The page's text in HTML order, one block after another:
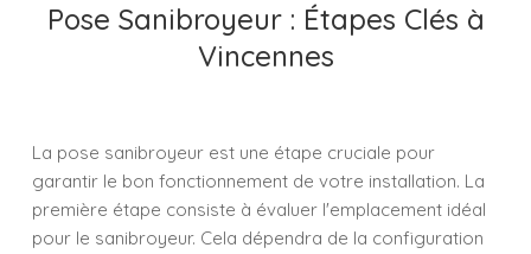
Pose Sanibroyeur : Étapes Clés à
Vincennes
La pose sanibroyeur est une étape cruciale pour
garantir le bon fonctionnement de votre installation. La
première étape consiste à évaluer l'emplacement idéal
pour le sanibroyeur. Cela dépendra de la configuration